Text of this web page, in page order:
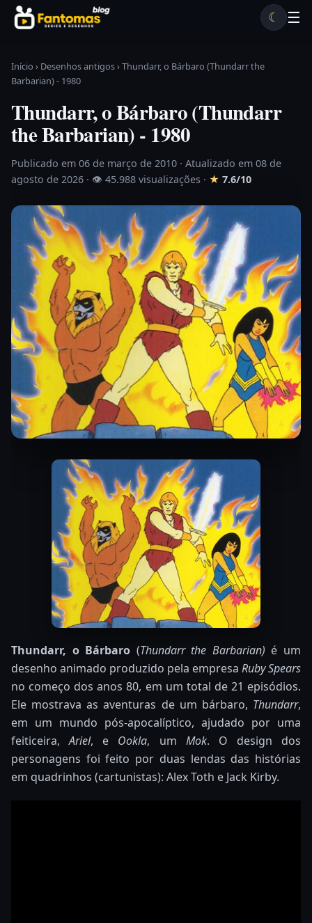
Pular para o conteúdo
☰
☾
Início › Desenhos antigos›Thundarr, o Bárbaro (Thundarr the
Barbarian) - 1980
Thundarr, o Bárbaro (Thundarr
the Barbarian) - 1980
Publicado em 06 de março de 2010 · Atualizado em 08 de
agosto de 2026 · 👁 45.988 visualizações · ★ 7.6/10
Thundarr, o Bárbaro (Thundarr the Barbarian) é um
desenho animado produzido pela empresa Ruby Spears
no começo dos anos 80, em um total de 21 episódios.
Ele mostrava as aventuras de um bárbaro, Thundarr,
em um mundo pós-apocalíptico, ajudado por uma
feiticeira,Ariel, e Ookla, um Mok. O design dos
personagens foi feito por duas lendas das histórias
em quadrinhos (cartunistas): Alex Toth e Jack Kirby.